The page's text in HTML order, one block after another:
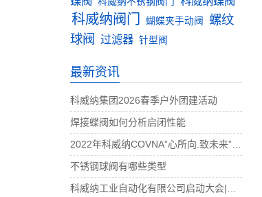
科威纳阀门 蝴蝶夹手动阀
螺纹
球阀 过滤器 针型阀
最新资讯
科威纳集团2026春季户外团建活动
焊接蝶阀如何分析启闭性能
不锈钢球阀有哪些类型